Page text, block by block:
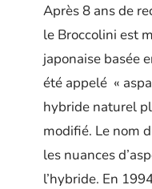
Après 8 ans de
le Broccolini est
japonaise basée
été appelé «
hybride naturel
modifié. Le nom
les nuances
l’hybride. En